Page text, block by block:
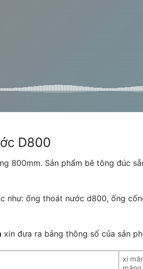
D800
800mm. Sản phẩm bê tông đúc
ống thoát nước d800, ống
xin đưa ra bảng thông số của sản
xi